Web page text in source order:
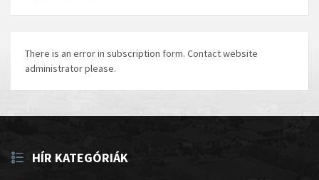
There is an error in subscription form. Contact website
administrator please.
HÍR KATEGÓRIÁK